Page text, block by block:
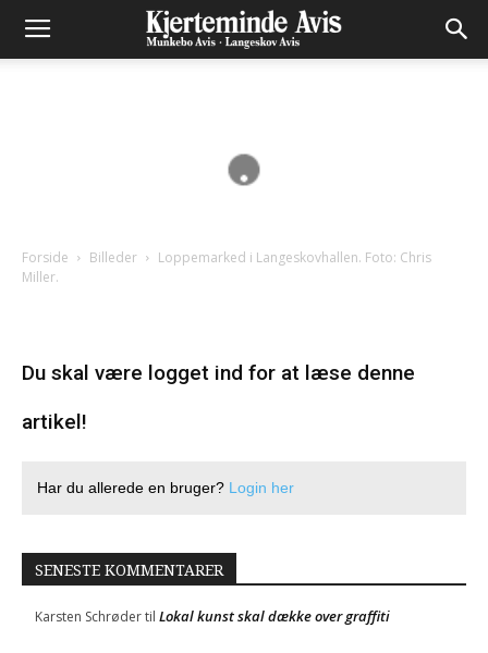
Forside Billeder
Loppemarked i Langeskovhallen. Foto: Chris
Miller.
Du skal være logget ind for at læse denne
artikel!
Har du allerede en bruger? Login her
SENESTE KOMMENTARER
Karsten Schrødertil Lokal kunst skal dække over graffiti